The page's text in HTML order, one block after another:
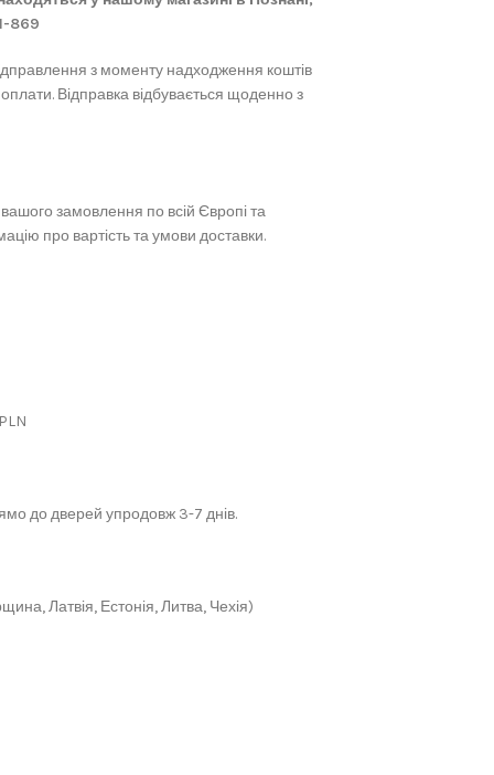
869
з моменту надходження коштів
Відправка відбувається щоденно з
замовлення по всій Європі та
про вартість та умови доставки.
до дверей упродовж 3-7 днів.
Латвія, Естонія, Литва, Чехія)